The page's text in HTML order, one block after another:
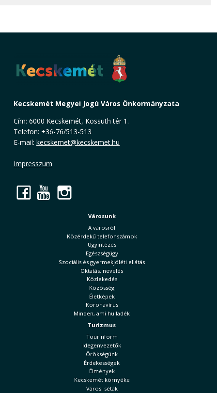
Kecskemét Megyei Jogú Város Önkormányzata
Cím: 6000 Kecskemét, Kossuth tér 1.
Telefon: +36-76/513-513
E-mail: kecskemet@kecskemet.hu
Impresszum
Facebook
YouTube
Városunk
A városról
Közérdekű telefonszámok
Ügyintézés
Egészségügy
Szociális és gyermekjóléti ellátás
Oktatás, nevelés
Közlekedés
Közösség
Életképek
Koronavírus
Minden, ami hulladék
Turizmus
Tourinform
Idegenvezetők
Örökségünk
Érdekességek
Élmények
Kecskemét környéke
Városi séták